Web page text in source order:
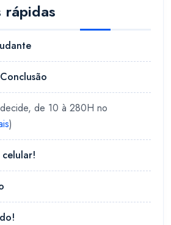
rápidas
de 10 à 280H no
)